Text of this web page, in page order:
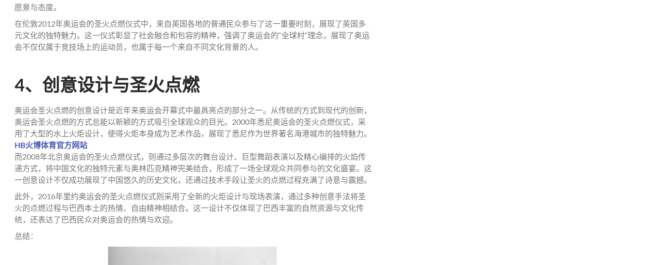
愿景与态度。
在伦敦2012年奥运会的圣火点燃仪式中，来自英国各地的普通民众参与了这一重要时刻，展现了英国多
元文化的独特魅力。这一仪式彰显了社会融合和包容的精神，强调了奥运会的“全球村”理念，展现了奥运
会不仅仅属于竞技场上的运动员，也属于每一个来自不同文化背景的人。
4、创意设计与圣火点燃
奥运会圣火点燃的创意设计是近年来奥运会开幕式中最具亮点的部分之一。从传统的方式到现代的创新，
奥运会圣火点燃的方式总能以新颖的方式吸引全球观众的目光。2000年悉尼奥运会的圣火点燃仪式，采
用了大型的水上火炬设计，使得火炬本身成为艺术作品，展现了悉尼作为世界著名海港城市的独特魅力。
HB火博体育官方网站
而2008年北京奥运会的圣火点燃仪式，则通过多层次的舞台设计、巨型舞蹈表演以及精心编排的火焰传
递方式，将中国文化的独特元素与奥林匹克精神完美结合，形成了一场全球观众共同参与的文化盛宴。这
一创意设计不仅成功展现了中国悠久的历史文化，还通过技术手段让圣火的点燃过程充满了诗意与震撼。
此外，2016年里约奥运会的圣火点燃仪式则采用了全新的火炬设计与现场表演，通过多种创意手法将圣
火的点燃过程与巴西本土的热情、自由精神相结合。这一设计不仅体现了巴西丰富的自然资源与文化传
统，还表达了巴西民众对奥运会的热情与欢迎。
总结：